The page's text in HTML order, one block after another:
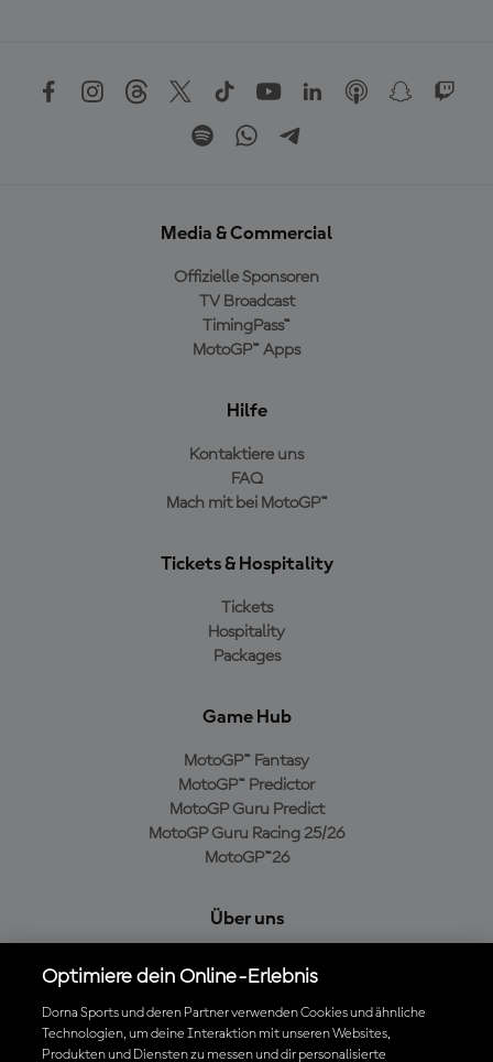
Media & Commercial
Offizielle Sponsoren
TV Broadcast
TimingPass™
MotoGP™ Apps
Hilfe
Kontaktiere uns
FAQ
Mach mit bei MotoGP™
Tickets & Hospitality
Tickets
Hospitality
Packages
Game Hub
MotoGP™ Fantasy
MotoGP™ Predictor
MotoGP Guru Predict
MotoGP Guru Racing 25/26
MotoGP™26
Über uns
Cookie-Richtlinien
Geschäftsbedingungen
Datenschutzrichtlinien
Optimiere dein Online-Erlebnis
Dorna Sports und deren Partner verwenden Cookies und ähnliche
Technologien, um deine Interaktion mit unseren Websites,
Produkten und Diensten zu messen und dir personalisierte